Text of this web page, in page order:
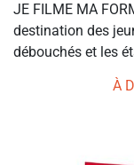
JE FILME MA
destination des
débouchés et les
À